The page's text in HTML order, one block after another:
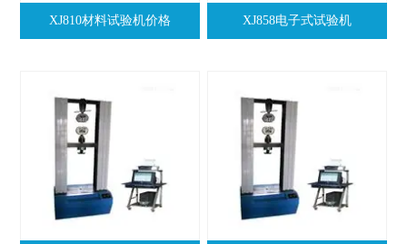
XJ810材料试验机价格 XJ858电子式试验机